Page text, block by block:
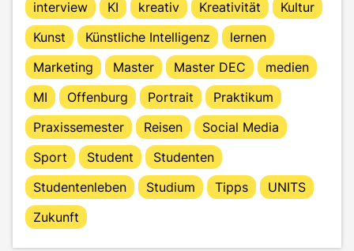
interview
KI kreativ Kreativität
Kultur
Kunst
Künstliche Intelligenz
lernen
Marketing
Master Master DEC
medien
MI
Offenburg Portrait
Praktikum
Praxissemester
Reisen
Social Media
Sport
Student
Studenten
Studentenleben
Studium Tipps
UNITS
Zukunft